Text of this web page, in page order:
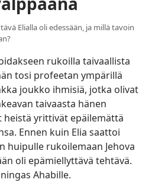
Elialla oli edessään, ja millä tavoin
rukoilla taivaallista
tosi profeetan ympärillä
joukko ihmisiä, jotka olivat
taivaasta hänen
heistä yrittivät epäilemättä
Ennen kuin Elia saattoi
huipulle rukoilemaan Jehova
oli epämiellyttävä tehtävä.
Ahabille.